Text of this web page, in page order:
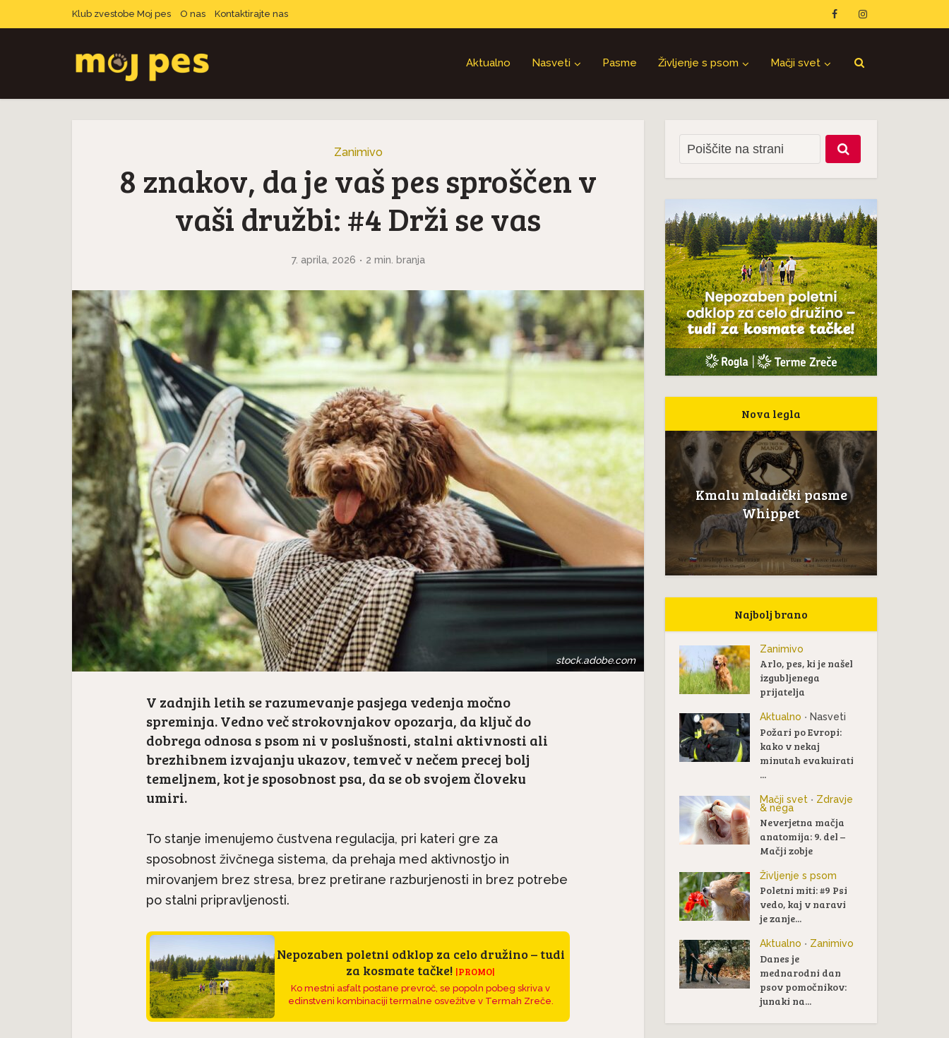
Klub zvestobe Moj pes O nas Kontaktirajte nas
Aktualno Nasveti Pasme Življenje s psom Mačji svet
Zanimivo
8 znakov, da je vaš pes sproščen v
vaši družbi: #4 Drži se vas
7. aprila, 2026 2 min. branja
stock.adobe.com
V zadnjih letih se razumevanje pasjega vedenja močno
spreminja. Vedno več strokovnjakov opozarja, da ključ do
dobrega odnosa s psom ni v poslušnosti, stalni aktivnosti ali
brezhibnem izvajanju ukazov, temveč v nečem precej bolj
temeljnem, kot je sposobnost psa, da se ob svojem človeku
umiri.
To stanje imenujemo čustvena regulacija, pri kateri gre za
sposobnost živčnega sistema, da prehaja med aktivnostjo in
mirovanjem brez stresa, brez pretirane razburjenosti in brez potrebe
po stalni pripravljenosti.
Nepozaben poletni odklop za celo družino – tudi
za kosmate tačke! |PROMO|
Ko mestni asfalt postane prevroč, se popoln pobeg skriva v
edinstveni kombinaciji termalne osvežitve v Termah Zreče.
Nova legla
Kmalu mladički pasme
Whippet
Najbolj brano
Zanimivo
Arlo, pes, ki je našel
izgubljenega
prijatelja
Aktualno • Nasveti
Požari po Evropi:
kako v nekaj
minutah evakuirati
...
Mačji svet • Zdravje
& nega
Neverjetna mačja
anatomija: 9. del –
Mačji zobje
Življenje s psom
Poletni miti: #9 Psi
vedo, kaj v naravi
je zanje...
Aktualno • Zanimivo
Danes je
mednarodni dan
psov pomočnikov:
junaki na...